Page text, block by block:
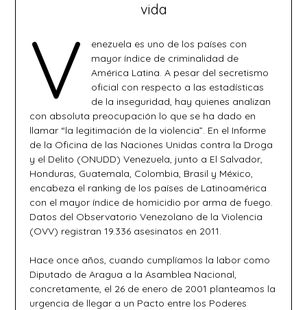
vida
V
enezuela es uno de los países con
mayor índice de criminalidad de
América Latina. A pesar del secretismo
oficial con respecto a las estadísticas
de la inseguridad, hay quienes analizan
con absoluta preocupación lo que se ha dado en
llamar “la legitimación de la violencia”. En el Informe
de la Oficina de las Naciones Unidas contra la Droga
y el Delito (ONUDD) Venezuela, junto a El Salvador,
Honduras, Guatemala, Colombia, Brasil y México,
encabeza el ranking de los países de Latinoamérica
con el mayor índice de homicidio por arma de fuego.
Datos del Observatorio Venezolano de la Violencia
(OVV) registran 19.336 asesinatos en 2011.
Hace once años, cuando cumplíamos la labor como
Diputado de Aragua a la Asamblea Nacional,
concretamente, el 26 de enero de 2001 planteamos la
urgencia de llegar a un Pacto entre los Poderes